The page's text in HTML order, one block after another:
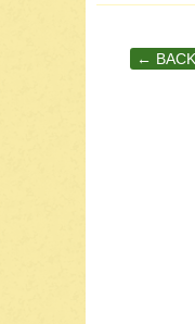
Post
← BACK